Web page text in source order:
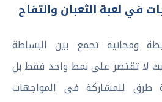
في لعبة الثعبان والتفاح
ومجانية تجمع بين البساطة
لا تقتصر على نمط واحد فقط بل
طرق للمشاركة فى المواجهات